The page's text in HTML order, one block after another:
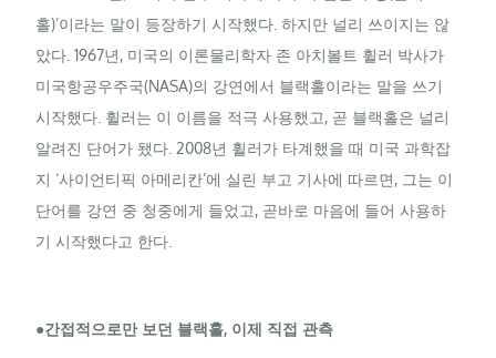
홀)’이라는 말이 등장하기 시작했다. 하지만 널리 쓰이지는 않
았다. 1967년, 미국의 이론물리학자 존 아치볼트 휠러 박사가
미국항공우주국(NASA)의 강연에서 블랙홀이라는 말을 쓰기
시작했다. 휠러는 이 이름을 적극 사용했고, 곧 블랙홀은 널리
알려진 단어가 됐다. 2008년 휠러가 타계했을 때 미국 과학잡
지 ‘사이언티픽 아메리칸’에 실린 부고 기사에 따르면, 그는 이
단어를 강연 중 청중에게 들었고, 곧바로 마음에 들어 사용하
기 시작했다고 한다.
●간접적으로만 보던 블랙홀, 이제 직접 관측